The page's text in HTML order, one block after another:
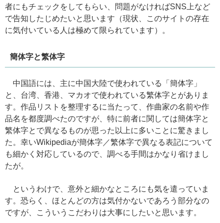
者にもチェックをしてもらい、問題がなければSNS上など
で告知したじめたいと思います（現状、このサイトの存在
に気付いている人は極めて限られています）。
簡体字と繁体字
中国語には、主に中国大陸で使われている「簡体字」
と、台湾、香港、マカオで使われている繁体字とがありま
す。作品リストを整理するに当たって、作曲家の名前や作
品名を都度調べたのですが、特に前者に関しては簡体字と
繁体字とで異なるものが思った以上に多いことに驚きまし
た。幸いWikipediaが簡体字／繁体字で異なる表記について
も細かく対応しているので、調べる手間はかなり省けまし
たが。
というわけで、意外と細かなところにも気を遣っていま
す。恐らく、ほとんどの方は気付かないであろう部分なの
ですが、こういうこだわりは大事にしたいと思います。